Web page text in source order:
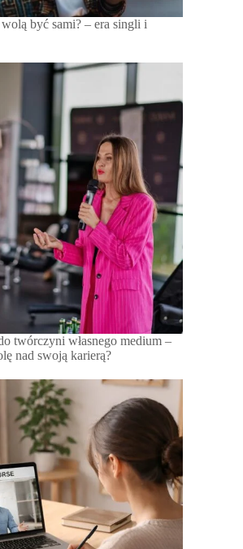
być sami? – era singli i
twórczyni własnego medium –
nad swoją karierą?